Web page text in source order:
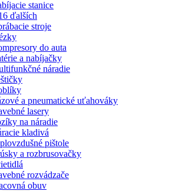
stanice
ďalších
stroje
do auta
a nabíjačky
náradie
a pneumatické uťahováky
lasery
na náradie
kladivá
pištole
a rozbrusovačky
rozvádzače
obuv